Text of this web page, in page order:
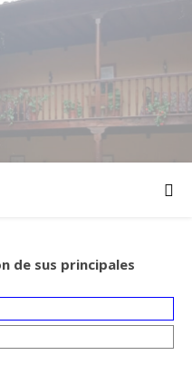
de sus principales